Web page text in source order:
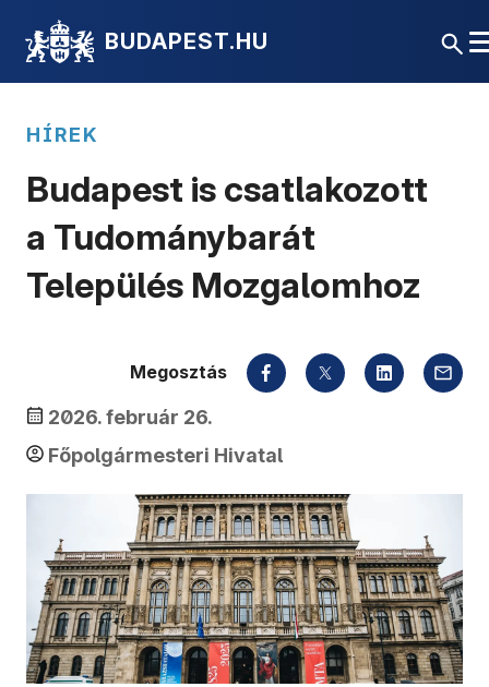
BUDAPEST.HU
HÍREK
Budapest is csatlakozott
a Tudománybarát
Település Mozgalomhoz
2026. február 26.
Főpolgármesteri Hivatal
Megosztás